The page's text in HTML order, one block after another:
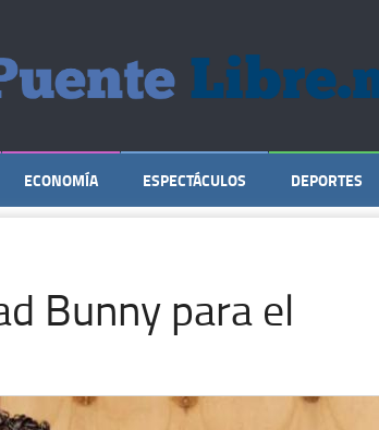
ECONOMÍA ESPECTÁCULOS DEPORTES
Bunny para el